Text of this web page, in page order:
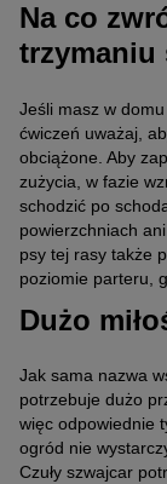
Na co
trzymaniu
Jeśli masz w
ćwiczeń uważaj,
obciążone. Aby
zużycia, w fazie
schodzić po
powierzchniach
psy tej rasy także
poziomie parteru,
Dużo
Jak sama nazwa
potrzebuje dużo
więc odpowiednie
ogród nie
Czuły szwajcar